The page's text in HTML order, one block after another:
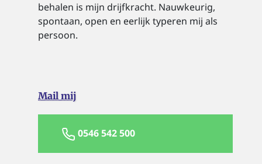
behalen is mijn drijfkracht. Nauwkeurig,
spontaan, open en eerlijk typeren mij als
persoon.
Mail mij
0546 542 500